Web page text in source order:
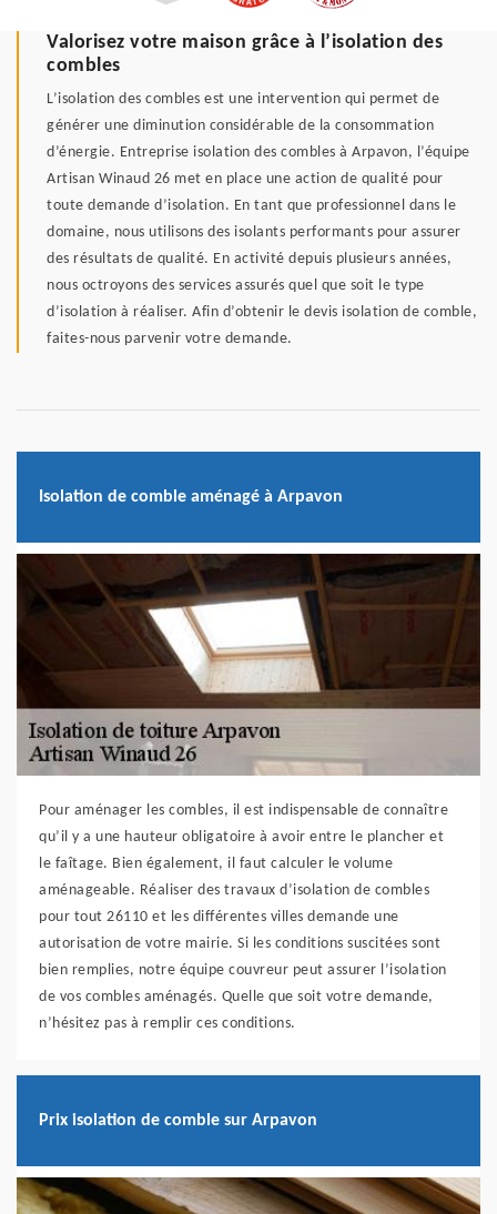
Valorisez votre maison grâce à l’isolation des
combles
L’isolation des combles est une intervention qui permet de
générer une diminution considérable de la consommation
d’énergie. Entreprise isolation des combles à Arpavon, l’équipe
Artisan Winaud 26 met en place une action de qualité pour
toute demande d’isolation. En tant que professionnel dans le
domaine, nous utilisons des isolants performants pour assurer
des résultats de qualité. En activité depuis plusieurs années,
nous octroyons des services assurés quel que soit le type
d’isolation à réaliser. Afin d’obtenir le devis isolation de comble,
faites-nous parvenir votre demande.
Isolation de comble aménagé à Arpavon
Pour aménager les combles, il est indispensable de connaître
qu’il y a une hauteur obligatoire à avoir entre le plancher et
le faîtage. Bien également, il faut calculer le volume
aménageable. Réaliser des travaux d’isolation de combles
pour tout 26110 et les différentes villes demande une
autorisation de votre mairie. Si les conditions suscitées sont
bien remplies, notre équipe couvreur peut assurer l’isolation
de vos combles aménagés. Quelle que soit votre demande,
n’hésitez pas à remplir ces conditions.
Prix isolation de comble sur Arpavon